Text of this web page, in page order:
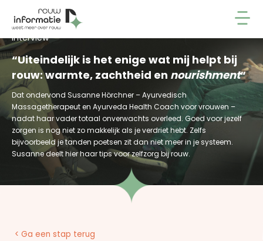
Interview
“Uiteindelijk is het enige wat mij helpt bij
rouw: warmte, zachtheid en nourishment“
Dat ondervond Susanne Hörchner – Ayurvedisch
Massagetherapeut en Ayurveda Health Coach voor vrouwen –
nadat haar vader totaal onverwachts overleed. Goed voor jezelf
zorgen is nog niet zo makkelijk als je verdriet hebt. Zelfs
bijvoorbeeld je tanden poetsen zit dan niet meer in je systeem.
Susanne deelt hier haar tips voor zelfzorg bij rouw.
< Ga een stap terug